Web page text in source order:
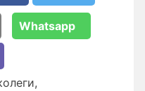
Whatsapp